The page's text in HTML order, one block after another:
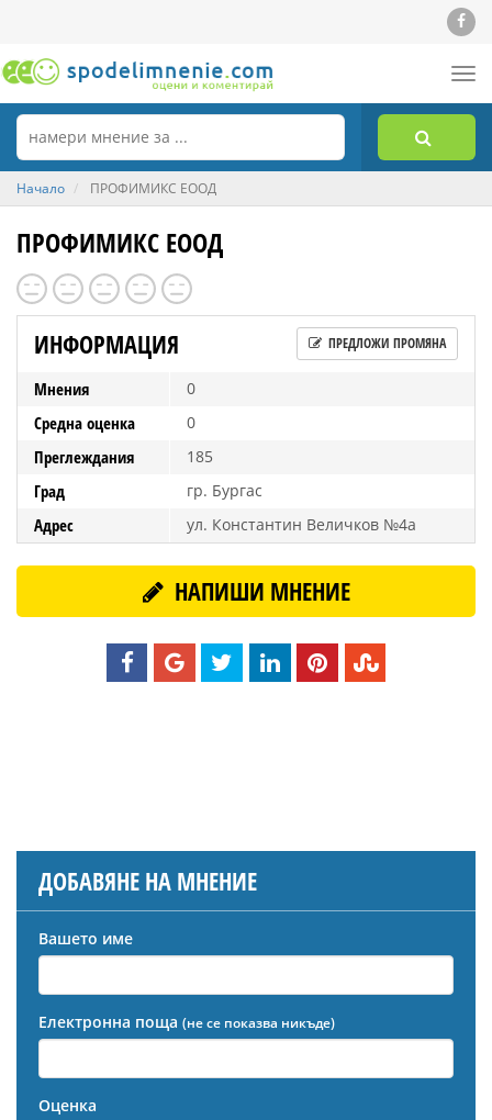
Начало ПРОФИМИКС ЕООД
ПРОФИМИКС ЕООД
ИНФОРМАЦИЯ ПРЕДЛОЖИ ПРОМЯНА
Мнения 0
Средна оценка 0
Преглеждания 185
Град гр. Бургас
Адрес ул. Константин Величков №4а
НАПИШИ МНЕНИЕ
ДОБАВЯНЕ НА МНЕНИЕ
Вашето име
Електронна поща (не се показва никъде)
Оценка